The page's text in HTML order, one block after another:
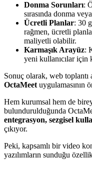
Donma Sorunları:
sırasında donma
Ücretli Planlar: 30
rağmen, ücretli
maliyetli olabilir.
Karmaşık Arayüz:
yeni kullanıcılar için
Sonuç olarak, web toplantı
OctaMeet uygulamasının
Hem kurumsal hem de
bulundurulduğunda
entegrasyon, sezgisel
çıkıyor.
Peki, kapsamlı bir video
yazılımların sunduğu